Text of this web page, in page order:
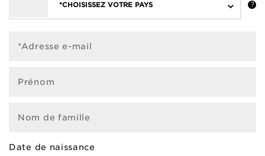
*CHOISISSEZ VOTRE PAYS
*Adresse e-mail
Prénom
Nom de famille
Date de naissance